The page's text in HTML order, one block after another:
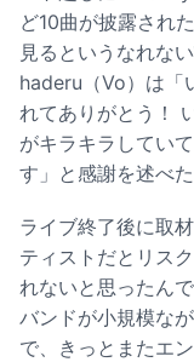
ど10曲が披露され
見るというなれな
haderu（Vo）は「
れてありがとう！
がキラキラしてい
す」と感謝を述べた
ライブ終了後に取
ティストだとリス
れないと思ったん
バンドが小規模な
で、きっとまたエ